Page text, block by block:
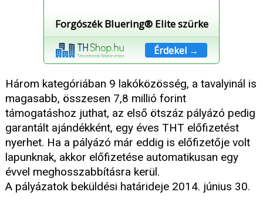
Forgószék Bluering® Elite szürke
Érdekel →
Három kategóriában 9 lakóközösség, a tavalyinál is
magasabb, összesen 7,8 millió forint
támogatáshoz juthat, az első ötszáz pályázó pedig
garantált ajándékként, egy éves THT előfizetést
nyerhet. Ha a pályázó már eddig is előfizetője volt
lapunknak, akkor előfizetése automatikusan egy
évvel meghosszabbításra kerül.
A pályázatok beküldési határideje 2014. június 30.